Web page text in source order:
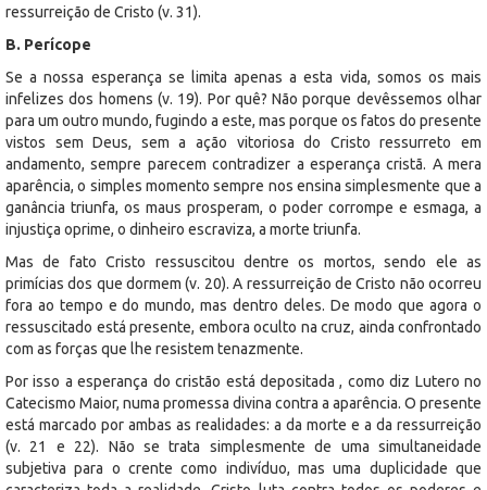
ressurreição de Cristo (v. 31).
B. Perícope
Se a nossa esperança se limita apenas a esta vida, somos os mais
infelizes dos homens (v. 19). Por quê? Não porque devêssemos olhar
para um outro mundo, fugindo a este, mas porque os fatos do presente
vistos sem Deus, sem a ação vitoriosa do Cristo ressurreto em
andamento, sempre parecem contradizer a esperança cristã. A mera
aparência, o simples momento sempre nos ensina simplesmente que a
ganância triunfa, os maus prosperam, o poder corrompe e esmaga, a
injustiça oprime, o dinheiro escraviza, a morte triunfa.
Mas de fato Cristo ressuscitou dentre os mortos, sendo ele as
primícias dos que dormem (v. 20). A ressurreição de Cristo não ocorreu
fora ao tempo e do mundo, mas dentro deles. De modo que agora o
ressuscitado está presente, embora oculto na cruz, ainda confrontado
com as forças que lhe resistem tenazmente.
Por isso a esperança do cristão está depositada , como diz Lutero no
Catecismo Maior, numa promessa divina contra a aparência. O presente
está marcado por ambas as realidades: a da morte e a da ressurreição
(v. 21 e 22). Não se trata simplesmente de uma simultaneidade
subjetiva para o crente como indivíduo, mas uma duplicidade que